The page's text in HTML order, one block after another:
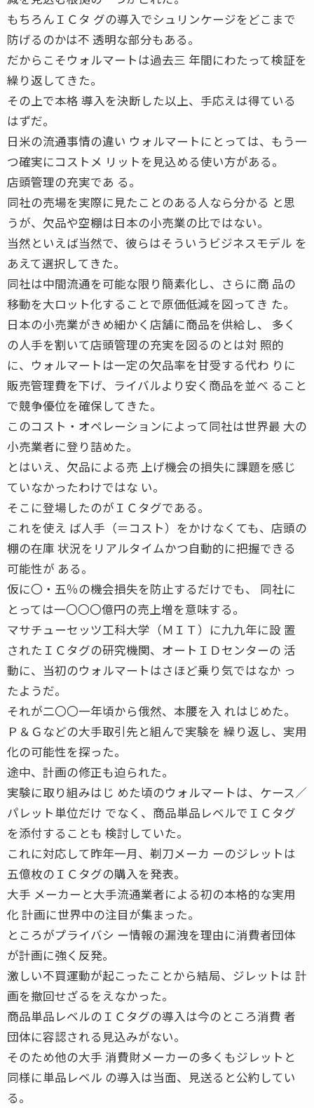
もちろんＩＣタ グの導入でシュリンケージをどこまで
防げるのかは不 透明な部分もある。
だからこそウォルマートは過去三 年間にわたって検証を
繰り返してきた。
その上で本格 導入を決断した以上、手応えは得ている
はずだ。
日米の流通事情の違い ウォルマートにとっては、もう一
つ確実にコストメ リットを見込める使い方がある。
店頭管理の充実であ る。
同社の売場を実際に見たことのある人なら分かる と思
うが、欠品や空棚は日本の小売業の比ではない。
当然といえば当然で、彼らはそういうビジネスモデル を
あえて選択してきた。
同社は中間流通を可能な限り簡素化し、さらに商 品の
移動を大ロット化することで原価低減を図ってき た。
日本の小売業がきめ細かく店舗に商品を供給し、 多く
の人手を割いて店頭管理の充実を図るのとは対 照的
に、ウォルマートは一定の欠品率を甘受する代わ りに
販売管理費を下げ、ライバルより安く商品を並べ ること
で競争優位を確保してきた。
このコスト・オペレーションによって同社は世界最 大の
小売業者に登り詰めた。
とはいえ、欠品による売 上げ機会の損失に課題を感じ
ていなかったわけではな い。
そこに登場したのがＩＣタグである。
これを使え ば人手（＝コスト）をかけなくても、店頭の
棚の在庫 状況をリアルタイムかつ自動的に把握できる
可能性が ある。
仮に〇・五％の機会損失を防止するだけでも、 同社に
とっては一〇〇〇億円の売上増を意味する。
マサチューセッツ工科大学（ＭＩＴ）に九九年に設 置
されたＩＣタグの研究機関、オートＩＤセンターの 活
動に、当初のウォルマートはさほど乗り気ではなか っ
たようだ。
それが二〇〇一年頃から俄然、本腰を入 れはじめた。
Ｐ＆Ｇなどの大手取引先と組んで実験を 繰り返し、実用
化の可能性を探った。
途中、計画の修正も迫られた。
実験に取り組みはじ めた頃のウォルマートは、ケース／
パレット単位だけ でなく、商品単品レベルでＩＣタグ
を添付することも 検討していた。
これに対応して昨年一月、剃刀メーカ ーのジレットは
五億枚のＩＣタグの購入を発表。
大手 メーカーと大手流通業者による初の本格的な実用
化 計画に世界中の注目が集まった。
ところがプライバシ ー情報の漏洩を理由に消費者団体
が計画に強く反発。
激しい不買運動が起こったことから結局、ジレットは 計
画を撤回せざるをえなかった。
商品単品レベルのＩＣタグの導入は今のところ消費 者
団体に容認される見込みがない。
そのため他の大手 消費財メーカーの多くもジレットと
同様に単品レベル の導入は当面、見送ると公約してい
る。